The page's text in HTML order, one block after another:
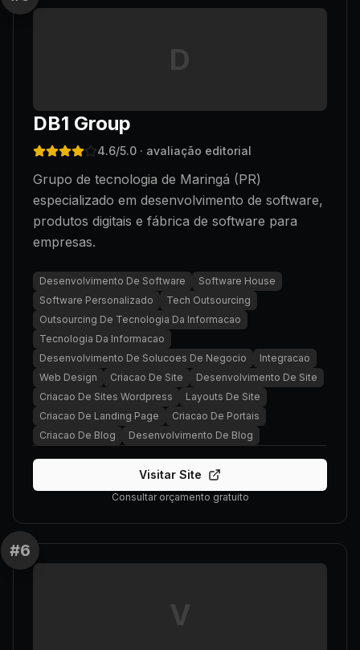
D
DB1 Group
4.6/5.0 · avaliação editorial
Grupo de tecnologia de Maringá (PR)
especializado em desenvolvimento de software,
produtos digitais e fábrica de software para
empresas.
Desenvolvimento De Software
Software House
Software Personalizado
Tech Outsourcing
Outsourcing De Tecnologia Da Informacao
Tecnologia Da Informacao
Desenvolvimento De Solucoes De Negocio
Integracao
Web Design
Criacao De Site
Desenvolvimento De Site
Criacao De Sites Wordpress
Layouts De Site
Criacao De Landing Page
Criacao De Portais
Criacao De Blog
Desenvolvimento De Blog
Visitar Site
Consultar orçamento gratuito
#6
V